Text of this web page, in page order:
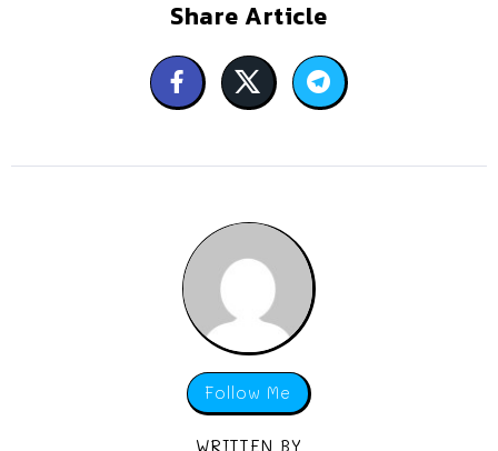
Share Article
Follow Me
WRITTEN BY